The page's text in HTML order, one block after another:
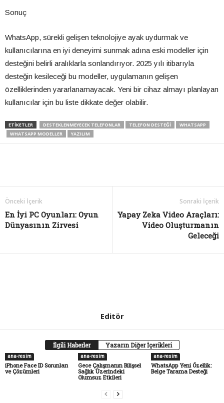
Sonuç
WhatsApp, sürekli gelişen teknolojiye ayak uydurmak ve
kullanıcılarına en iyi deneyimi sunmak adına eski modeller için
desteğini belirli aralıklarla sonlandırıyor. 2025 yılı itibarıyla
desteğin kesileceği bu modeller, uygulamanın gelişen
özelliklerinden yararlanamayacak. Yeni bir cihaz almayı planlayan
kullanıcılar için bu liste dikkate değer olabilir.
ETIKETLER DESTEKLENMEYECEK TELEFONLAR TELEFON DESTEĞI
WHATSAPP
WHATSAPP MODELLER
YAZILIM
Önceki İçerik
En İyi PC Oyunları: Oyun
Dünyasının Zirvesi
Sonraki İçerik
Yapay Zeka Video Araçları:
Video Oluşturmanın
Geleceği
Editör
İlgili Haberler Yazarın Diğer İçerikleri
ana-resim
iPhone Face ID Sorunları
ve Çözümleri
ana-resim
Gece Çalışmanın Bilişsel
Sağlık Üzerindeki
Olumsuz Etkileri
ana-resim
WhatsApp Yeni Özellik:
Belge Tarama Desteği